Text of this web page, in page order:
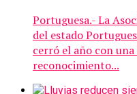
Portuguesa.- La
del estado
cerró el año con una
reconocimiento...